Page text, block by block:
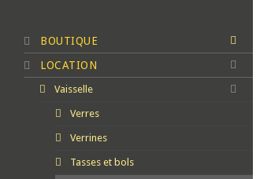
BOUTIQUE
LOCATION
Vaisselle
Verres
Verrines
Tasses et bols